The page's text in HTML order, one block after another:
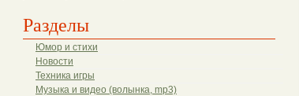
Разделы
Юмор и стихи
Новости
Техника игры
Музыка и видео (волынка, mp3)